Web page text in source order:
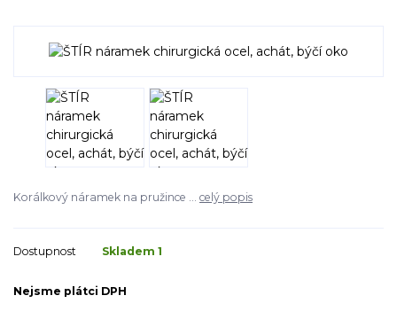
Korálkový náramek na pružince ... celý popis
Dostupnost Skladem 1
Nejsme plátci DPH